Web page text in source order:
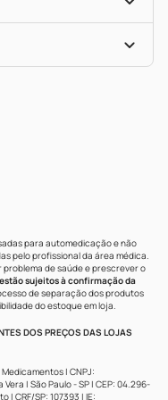
para automedicação e não
pelo profissional da área médica.
de saúde e prescrever o
sujeitos à confirmação da
de separação dos produtos
do estoque em loja.
DOS PREÇOS DAS LOJAS
Medicamentos | CNPJ:
| São Paulo - SP | CEP: 04.296-
| CRF/SP: 107393 | IE: